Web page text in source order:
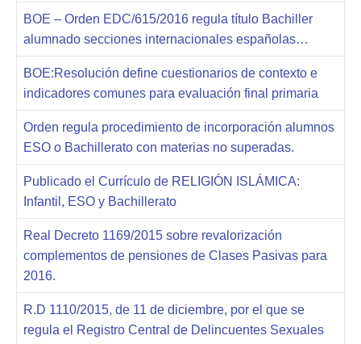
BOE – Orden EDC/615/2016 regula título Bachiller
alumnado secciones internacionales españolas…
BOE:Resolución define cuestionarios de contexto e
indicadores comunes para evaluación final primaria
Orden regula procedimiento de incorporación alumnos
ESO o Bachillerato con materias no superadas.
Publicado el Currículo de RELIGIÓN ISLÁMICA:
Infantil, ESO y Bachillerato
Real Decreto 1169/2015 sobre revalorización
complementos de pensiones de Clases Pasivas para
2016.
R.D 1110/2015, de 11 de diciembre, por el que se
regula el Registro Central de Delincuentes Sexuales